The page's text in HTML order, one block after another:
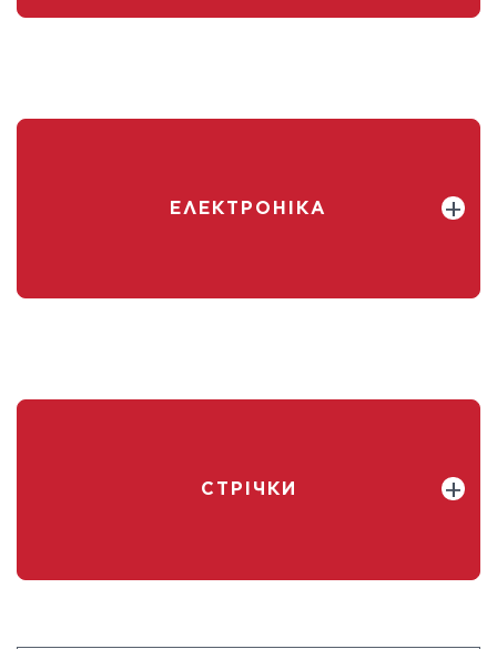
ЕЛЕКТРОНІКА
СТРІЧКИ